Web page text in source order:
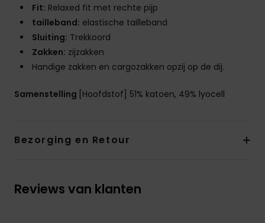
Fit: Relaxed fit met rechte pijp
tailleband: elastische tailleband
Sluiting: Trekkoord
Zakken: zijzakken
Handige zakken en cargozakken opzij op de dij.
Samenstelling [Hoofdstof] 51% katoen, 49% lyocell
Bezorging en Retour
Reviews van klanten